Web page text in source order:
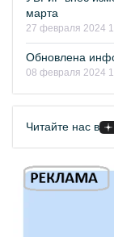
марта
27 февраля 2024
Обновлена
08 февраля 2024
Читайте нас в